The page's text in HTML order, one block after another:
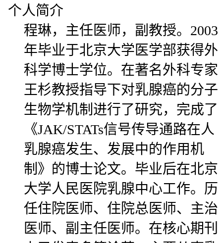
个人简介
程琳，主任医师，副教授。2003
年毕业于北京大学医学部获得外
科学博士学位。在著名外科专家
王杉教授指导下对乳腺癌的分子
生物学机制进行了研究，完成了
《JAK/STATs信号传导通路在人
乳腺癌发生、发展中的作用机
制》的博士论文。毕业后在北京
大学人民医院乳腺中心工作。历
任住院医师、住院总医师、主治
医师、副主任医师。在核心期刊